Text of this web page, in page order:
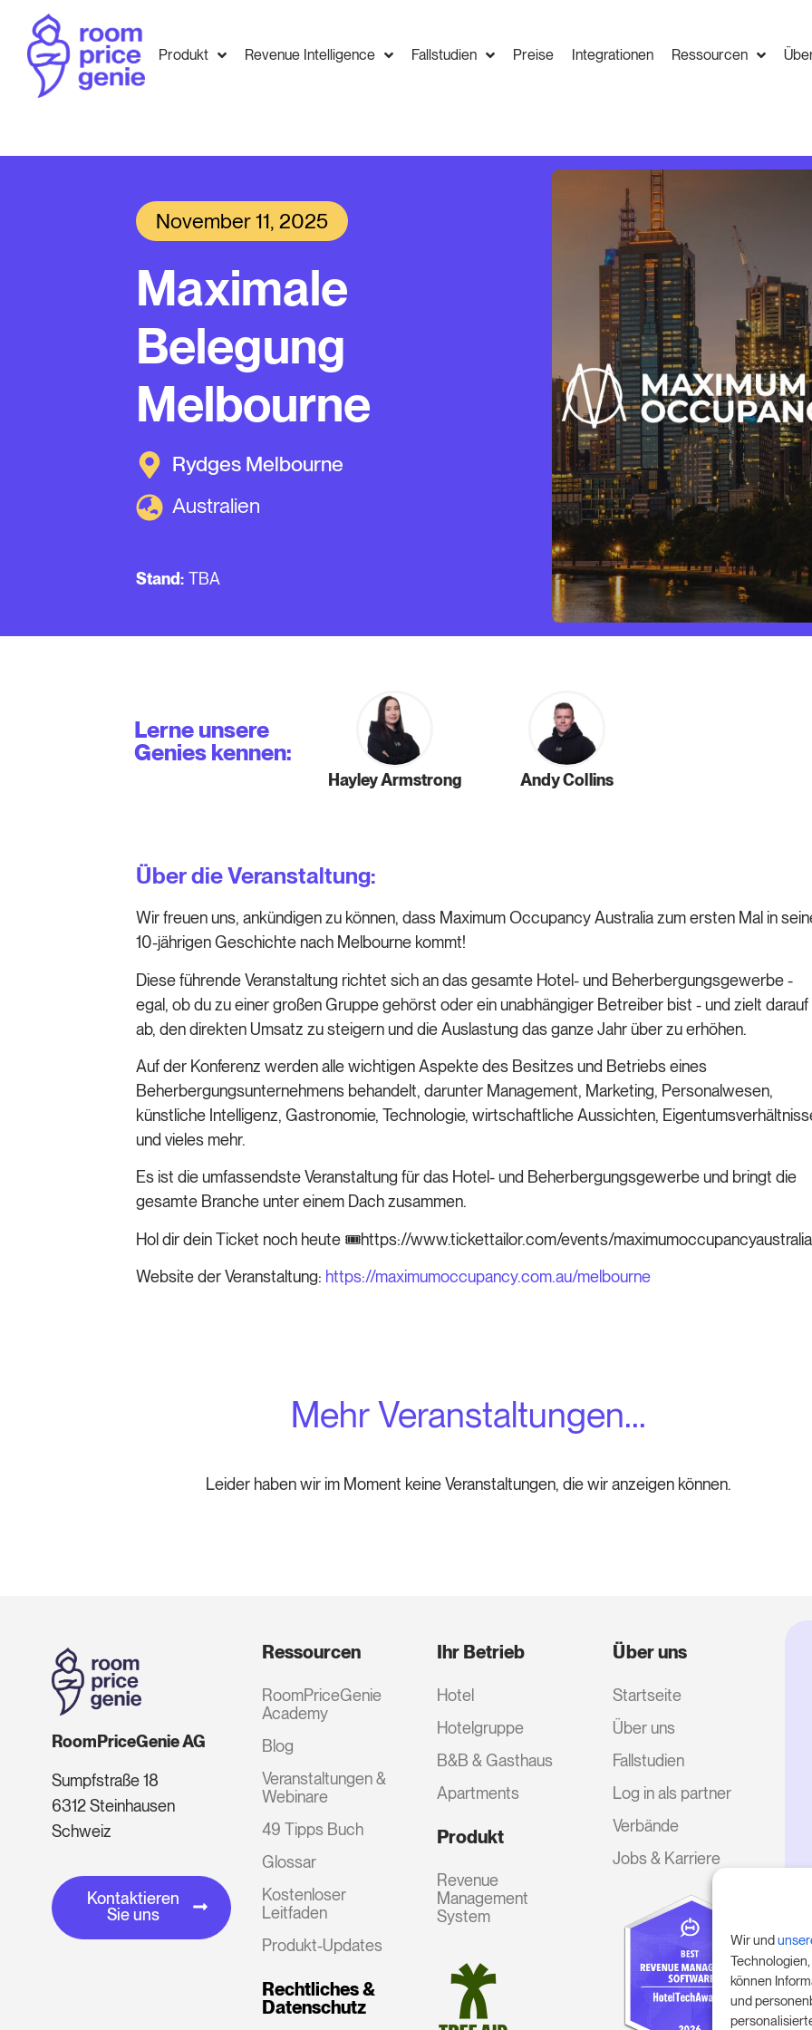
Produkt Revenue Intelligence Fallstudien Preise Integrationen Ressourcen
November 11, 2025
Maximale
Belegung
Melbourne
Rydges Melbourne
Australien
Stand: TBA
Lerne unsere
Genies kennen:
Hayley Armstrong Andy Collins
Über die Veranstaltung:
Wir freuen uns, ankündigen zu können, dass Maximum Occupancy Australia zum ersten Mal in
10-jährigen Geschichte nach Melbourne kommt!
Diese führende Veranstaltung richtet sich an das gesamte Hotel- und Beherbergungsgewerbe -
egal, ob du zu einer großen Gruppe gehörst oder ein unabhängiger Betreiber bist - und zielt darauf
ab, den direkten Umsatz zu steigern und die Auslastung das ganze Jahr über zu erhöhen.
Auf der Konferenz werden alle wichtigen Aspekte des Besitzes und Betriebs eines
Beherbergungsunternehmens behandelt, darunter Management, Marketing, Personalwesen,
künstliche Intelligenz, Gastronomie, Technologie, wirtschaftliche Aussichten,
und vieles mehr.
Es ist die umfassendste Veranstaltung für das Hotel- und Beherbergungsgewerbe und bringt die
gesamte Branche unter einem Dach zusammen.
Hol dir dein Ticket noch heute 🎟️https://www.tickettailor.com/events/maximumoccupancyaustralia
Website der Veranstaltung: https://maximumoccupancy.com.au/melbourne
Mehr Veranstaltungen...
Leider haben wir im Moment keine Veranstaltungen, die wir anzeigen können.
RoomPriceGenie AG
Sumpfstraße 18
6312 Steinhausen
Schweiz
Kontaktieren
Sie uns
Ressourcen
RoomPriceGenie
Academy
Blog
Veranstaltungen &
Webinare
49 Tipps Buch
Glossar
Kostenloser
Leitfaden
Produkt-Updates
Rechtliches &
Datenschutz
Ihr Betrieb
Hotel
Hotelgruppe
B&B & Gasthaus
Apartments
Produkt
Revenue
Management
System
Über uns
Startseite
Über uns
Fallstudien
Log in als partner
Verbände
Jobs & Karriere
Wir und
können
und